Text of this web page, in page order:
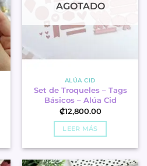
AGOTADO
ALÚA CID
Set de Troqueles – Tags
Básicos – Alúa Cid
₡12,800.00
LEER MÁS